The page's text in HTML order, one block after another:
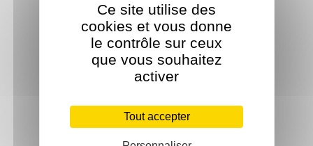
Ce site utilise des
cookies et vous donne
le contrôle sur ceux
que vous souhaitez
activer
Tout accepter